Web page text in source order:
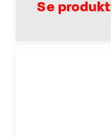
Se produkt